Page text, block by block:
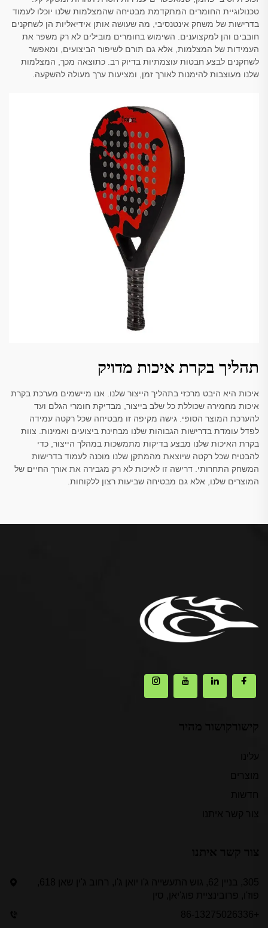
טכנולוגיית החומרים המתקדמת מבטיחה שהמצלמות שלנו יוכלו לעמוד
בדרישות של משחק אינטנסיבי, מה שעושה אותן אידיאליות הן לשחקנים
חובבים והן למקצוענים. השימוש בחומרים מובילים לא רק משפר את
העמידות של המצלמות, אלא גם תורם לשיפור הביצועים, ומאפשר
לשחקנים לבצע חבטות עוצמתיות בדיוק רב. כתוצאה מכך, המצלמות
שלנו מעוצבות להימנות לאורך זמן, ומציעות ערך מעולה להשקעה.
תהליך בקרת איכות מדויק
איכות היא היבט מרכזי בתהליך הייצור שלנו. אנו מיישמים מערכת בקרת
איכות מחמירה שכוללת כל שלב בייצור, מבדיקת חומרי הגלם ועד
להערכת המוצר הסופי. גישה מקיפה זו מבטיחה שכל רקטה עמידה
לפדל עומדת בדרישות הגבוהות שלנו מבחינת ביצועים ואמינות. צוות
בקרת האיכות שלנו מבצע בדיקות מתמשכות במהלך הייצור, כדי
להבטיח שכל רקטה שיוצאת מהמתקן שלנו מוכנה לעמוד בדרישות
המשחק התחרותי. דרישה זו לאיכות לא רק מגבירה את אורך החיים של
המוצרים שלנו, אלא גם מבטיחה שביעות רצון ללקוחות.
קישורקושור מהיר